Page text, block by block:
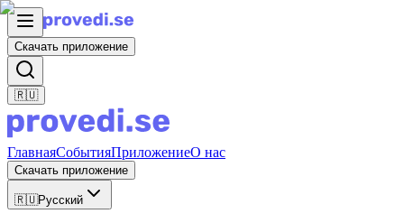
Скачать приложение
🇷🇺
ГлавнаяСобытияПриложениеО нас
Скачать приложение
🇷🇺Русский